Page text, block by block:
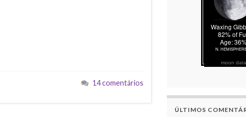
14 comentários
moon data
ÚLTIMOS